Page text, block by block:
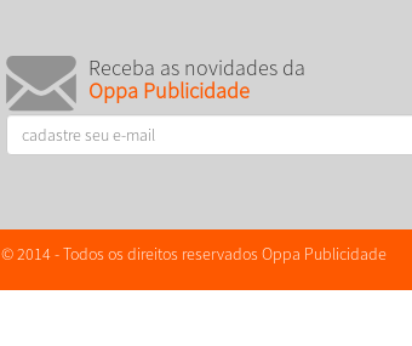
Receba as novidades da
Oppa Publicidade
© 2014 - Todos os direitos reservados Oppa Publicidade